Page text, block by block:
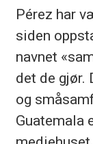
Pérez har
siden
navnet
det de gjør.
og
Guatemala